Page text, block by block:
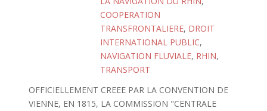
COOPERATION
TRANSFRONTALIERE, DROIT
INTERNATIONAL PUBLIC,
NAVIGATION FLUVIALE, RHIN,
TRANSPORT
OFFICIELLEMENT CREEE PAR LA CONVENTION DE
VIENNE, EN 1815, LA COMMISSION "CENTRALE